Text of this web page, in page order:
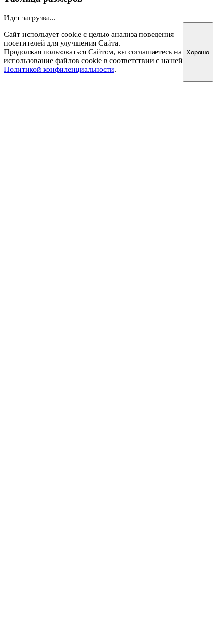
Идет загрузка...
Сайт использует cookie с целью анализа поведения
посетителей для улучшения Сайта.
Продолжая пользоваться Сайтом, вы соглашаетесь на
использование файлов cookie в соответствии с нашей
Политикой конфиленциальности.
Хорошо